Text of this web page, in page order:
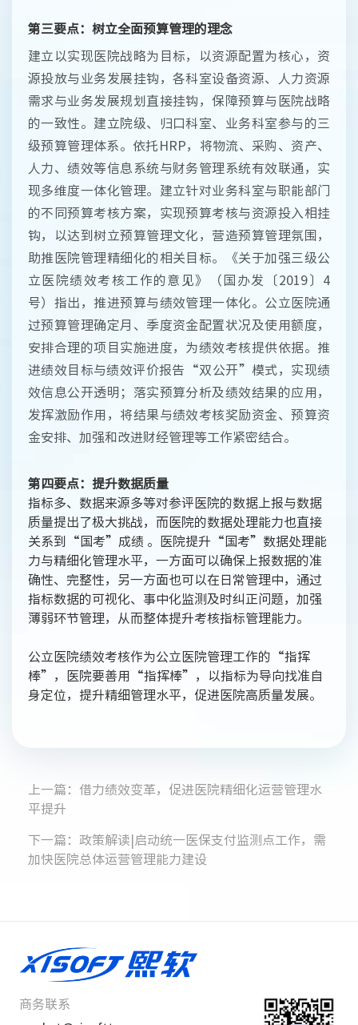
第三要点：树立全面预算管理的理念
建立以实现医院战略为目标，以资源配置为核心，资
源投放与业务发展挂钩，各科室设备资源、人力资源
需求与业务发展规划直接挂钩，保障预算与医院战略
的一致性。建立院级、归口科室、业务科室参与的三
级预算管理体系。依托HRP，将物流、采购、资产、
人力、绩效等信息系统与财务管理系统有效联通，实
现多维度一体化管理。建立针对业务科室与职能部门
的不同预算考核方案，实现预算考核与资源投入相挂
钩，以达到树立预算管理文化，营造预算管理氛围，
助推医院管理精细化的相关目标。《关于加强三级公
立医院绩效考核工作的意见》（国办发〔2019〕4
号）指出，推进预算与绩效管理一体化。公立医院通
过预算管理确定月、季度资金配置状况及使用额度，
安排合理的项目实施进度，为绩效考核提供依据。推
进绩效目标与绩效评价报告“双公开”模式，实现绩
效信息公开透明；落实预算分析及绩效结果的应用，
发挥激励作用，将结果与绩效考核奖励资金、预算资
金安排、加强和改进财经管理等工作紧密结合。
第四要点：提升数据质量
指标多、数据来源多等对参评医院的数据上报与数据
质量提出了极大挑战，而医院的数据处理能力也直接
关系到“国考”成绩 。医院提升“国考”数据处理能
力与精细化管理水平，一方面可以确保上报数据的准
确性、完整性，另一方面也可以在日常管理中，通过
指标数据的可视化、事中化监测及时纠正问题，加强
薄弱环节管理，从而整体提升考核指标管理能力。
公立医院绩效考核作为公立医院管理工作的“指挥
棒”，医院要善用“指挥棒”，以指标为导向找准自
身定位，提升精细管理水平，促进医院高质量发展。
上一篇：借力绩效变革，促进医院精细化运营管理水
平提升
下一篇：政策解读|启动统一医保支付监测点工作，需
加快医院总体运营管理能力建设
商务联系